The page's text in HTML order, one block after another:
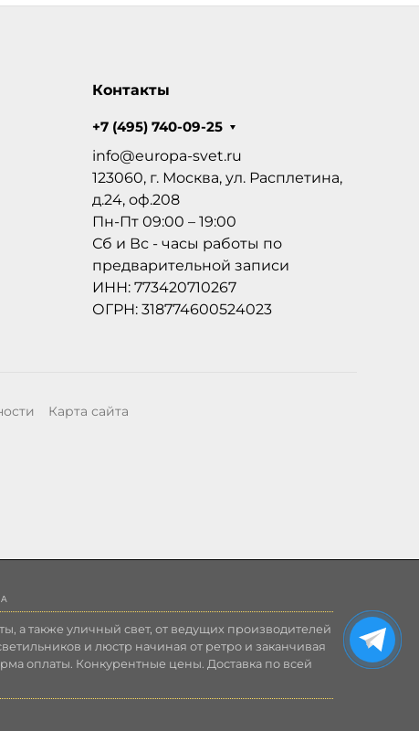
Контакты
+7 (495) 740-09-25
info@europa-svet.ru
123060, г. Москва, ул. Расплетина,
д.24, оф.208
Пн-Пт 09:00 – 19:00
Сб и Вс - часы работы по
предварительной записи
ИНН: 773420710267
ОГРН: 318774600524023
Карта сайта
а также уличный свет, от ведущих производителей
и люстр начиная от ретро и заканчивая
оплаты. Конкурентные цены. Доставка по всей